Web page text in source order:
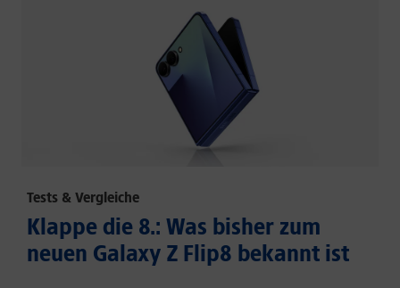
Tests & Vergleiche
Klappe die 8.: Was bisher zum
neuen Galaxy Z Flip8 bekannt ist